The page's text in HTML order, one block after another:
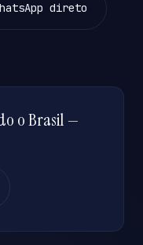
direto
o Brasil —